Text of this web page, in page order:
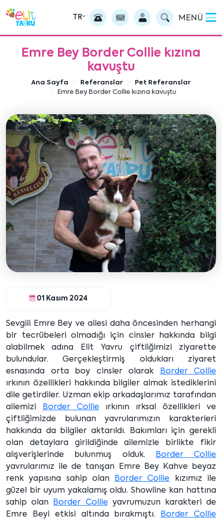
TR MENÜ
Emre Bey Border Collie kızına
kavuştu
Ana Sayfa Referanslar
Pet Referanslar
Emre Bey Border Collie kızına kavuştu
01 Kasım 2024
Sevgili Emre Bey ve ailesi daha öncesinden herhangi
bir tecrübeleri olmadığı için cinsler hakkında bilgi
alabilmek adına Elit Yavru çiftliğimizi ziyarette
bulundular. Gerçekleştirmiş oldukları ziyaret
esnasında orta boy cinsler olarak
Border Collie
ırkının özellikleri hakkında bilgiler almak istediklerini
dile getirdiler. Uzman ekip arkadaşlarımız tarafından
ailemizi
Border Collie ırkının ırksal özellikleri ve
çiftliğimizde bulunan yavrularımızın karakterleri
hakkında da bilgiler aktarıldı. Bakımları için gerekli
olan detaylara girildiğinde ailemizle birlikte fikir
alışverişlerinde bulunmuş olduk.
Border Collie
yavrularımız ile de tanışan Emre Bey Kahve beyaz
renk yapısına sahip olan
Border Collie kızımız ile
güzel bir uyum yakalamış oldu. Showline kan hattına
sahip olan
Border Collieyavrumuzun karakteri de
Emre Beyi etkisi altında bırakmıştı.
Border Collie